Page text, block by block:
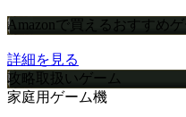
Amazonで買えるおすすめ
詳細を見る
攻略取扱いゲーム
家庭用ゲーム機